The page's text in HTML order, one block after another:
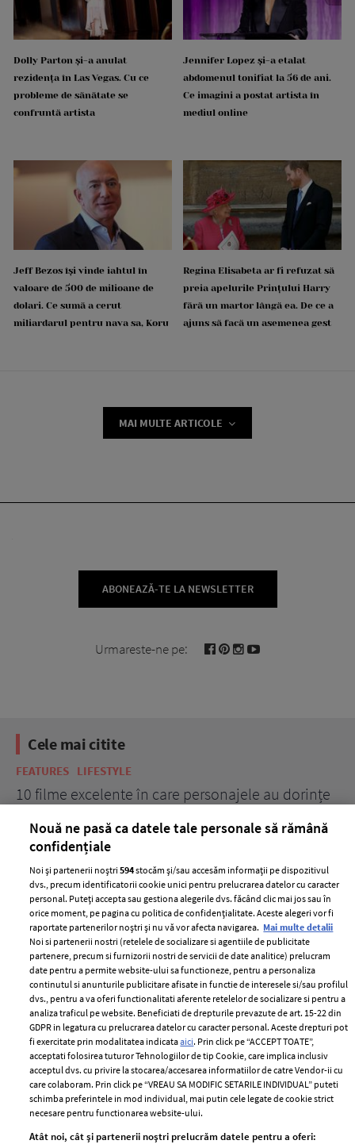
Dolly Parton și-a anulat
rezidența în Las Vegas. Cu ce
probleme de sănătate se
confruntă artista
Jennifer Lopez și-a etalat
abdomenul tonifiat la 56 de ani.
Ce imagini a postat artista în
mediul online
Jeff Bezos își vinde iahtul în
valoare de 500 de milioane de
dolari. Ce sumă a cerut
miliardarul pentru nava sa, Koru
Regina Elisabeta ar fi refuzat să
preia apelurile Prințului Harry
fără un martor lângă ea. De ce a
ajuns să facă un asemenea gest
MAI MULTE ARTICOLE
ABONEAZĂ-TE LA NEWSLETTER
Urmareste-ne pe:
Cele mai citite
BEAUTY BEAUTY TIPS
7 uleiuri care stimulează creșterea rapidă a
ELLE Style Awards
2024
Despre ELLE
Romania
Contact
Abonamente
Termeni si conditii
Politica de
confidențialitate
Politica de cookies
Publicitate
Nouă ne pasă ca datele tale personale să rămână
confidențiale
Noi și partenerii noștri594stocăm și/sau accesăm informații pe dispozitivul
dvs., precum identificatorii cookie unici pentru prelucrarea datelor cu caracter
personal. Puteți accepta sau gestiona alegerile dvs. făcând clic mai jos sau în
orice moment, pe pagina cu politica de confidențialitate. Aceste alegeri vor fi
raportate partenerilor noștri și nu vă vor afecta navigarea. Mai multe detalii
Noi si partenerii nostri (retelele de socializare si agentiile de publicitate
partenere, precum si furnizorii nostri de servicii de date analitice) prelucram
date pentru a permite website-ului sa functioneze, pentru a personaliza
continutul si anunturile publicitare afisate in functie de interesele si/sau profilul
dvs., pentru a va oferi functionalitati aferente retelelor de socializare si pentru a
analiza traficul pe website. Beneficiati de drepturile prevazute de art. 15-22 din
GDPR in legatura cu prelucrarea datelor cu caracter personal. Aceste drepturi pot
fi exercitate prin modalitatea indicataaici. Prin click pe “ACCEPT TOATE”,
acceptati folosirea tuturor Tehnologiilor de tip Cookie, care implica inclusiv
acceptul dvs. cu privire la stocarea/accesarea informatiilor de catre Vendor-ii cu
care colaboram. Prin click pe “VREAU SA MODIFIC SETARILE INDIVIDUAL” puteti
schimba preferintele in mod individual, mai putin cele legate de cookie strict
necesare pentru functionarea website-ului.
Atât noi, cât și partenerii noștri prelucrăm datele pentru a oferi: